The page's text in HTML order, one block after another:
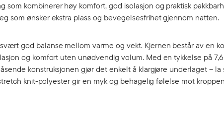
kombinerer høy komfort, god isolasjon og praktisk
som ønsker ekstra plass og bevegelsesfrihet gjennom natten.
god balanse mellom varme og vekt. Kjernen består av en
og komfort uten unødvendig volum. Med en tykkelse på
konstruksjonen gjør det enkelt å klargjøre underlaget – la
knit-polyester gir en myk og behagelig følelse mot